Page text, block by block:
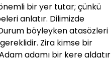
bir yer tutar; çünkü
anlatır. Dilimizde
böyleyken atasözleri
Zira kimse bir
adamı bir kere aldatır